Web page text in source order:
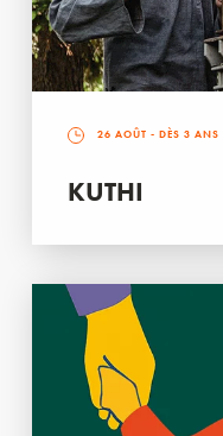
26 AOÛT - DÈS 3 ANS
KUTHI